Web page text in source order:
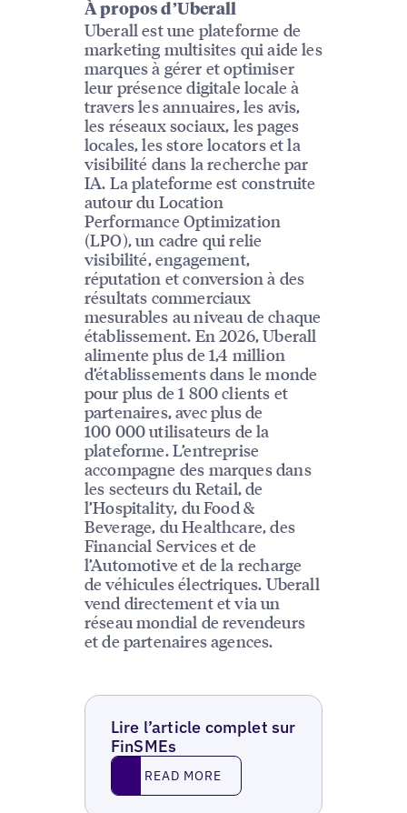
À propos d’Uberall
Uberall est une plateforme de
marketing multisites qui aide les
marques à gérer et optimiser
leur présence digitale locale à
travers les annuaires, les avis,
les réseaux sociaux, les pages
locales, les store locators et la
visibilité dans la recherche par
IA. La plateforme est construite
autour du Location
Performance Optimization
(LPO), un cadre qui relie
visibilité, engagement,
réputation et conversion à des
résultats commerciaux
mesurables au niveau de chaque
établissement. En 2026, Uberall
alimente plus de 1,4 million
d’établissements dans le monde
pour plus de 1 800 clients et
partenaires, avec plus de
100 000 utilisateurs de la
plateforme. L’entreprise
accompagne des marques dans
les secteurs du Retail, de
l’Hospitality, du Food &
Beverage, du Healthcare, des
Financial Services et de
l’Automotive et de la recharge
de véhicules électriques. Uberall
vend directement et via un
réseau mondial de revendeurs
et de partenaires agences.
Lire l’article complet sur
FinSMEs
Read MoreREAD MORE